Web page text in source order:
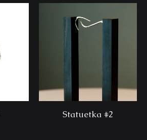
Statuetka #2